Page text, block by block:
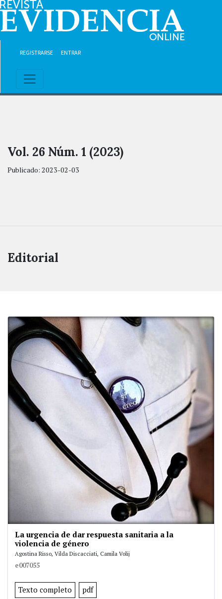
Ir al contenido principal
Ir al menú de navegación principal
Ir al pie de página del sitio
REGISTRARSE ENTRAR
Vol. 26 Núm. 1 (2023)
Publicado: 2023-02-03
Editorial
La urgencia de dar respuesta sanitaria a la
violencia de género
Agostina Risso, Vilda Discacciati, Camila Volij
e007055
Texto completo pdf